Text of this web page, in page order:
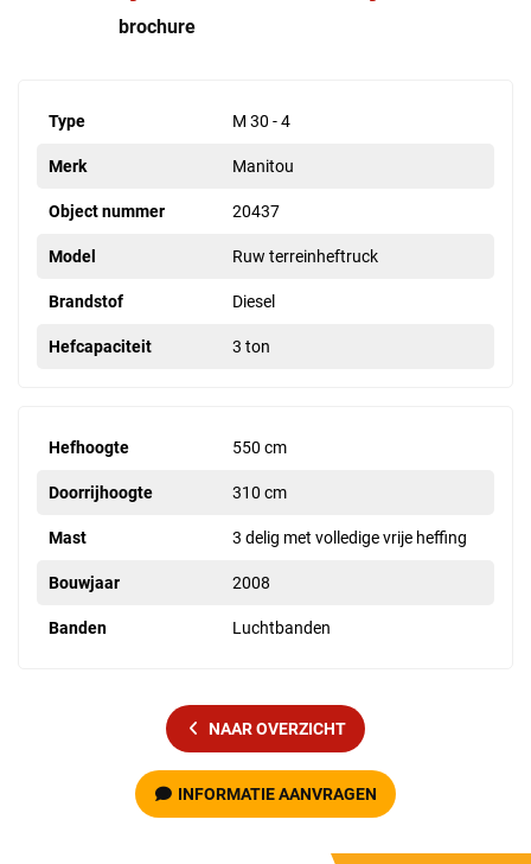
brochure
Type M 30 - 4
Merk Manitou
Object nummer 20437
Model Ruw terreinheftruck
Brandstof Diesel
Hefcapaciteit 3 ton
Hefhoogte 550 cm
Doorrijhoogte 310 cm
Mast 3 delig met volledige vrije heffing
Bouwjaar 2008
Banden Luchtbanden
NAAR OVERZICHT
INFORMATIE AANVRAGEN